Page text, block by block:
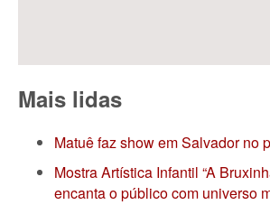
Mais lidas
Matuê faz show em Salvador no
Mostra Artística Infantil “A
encanta o público com universo